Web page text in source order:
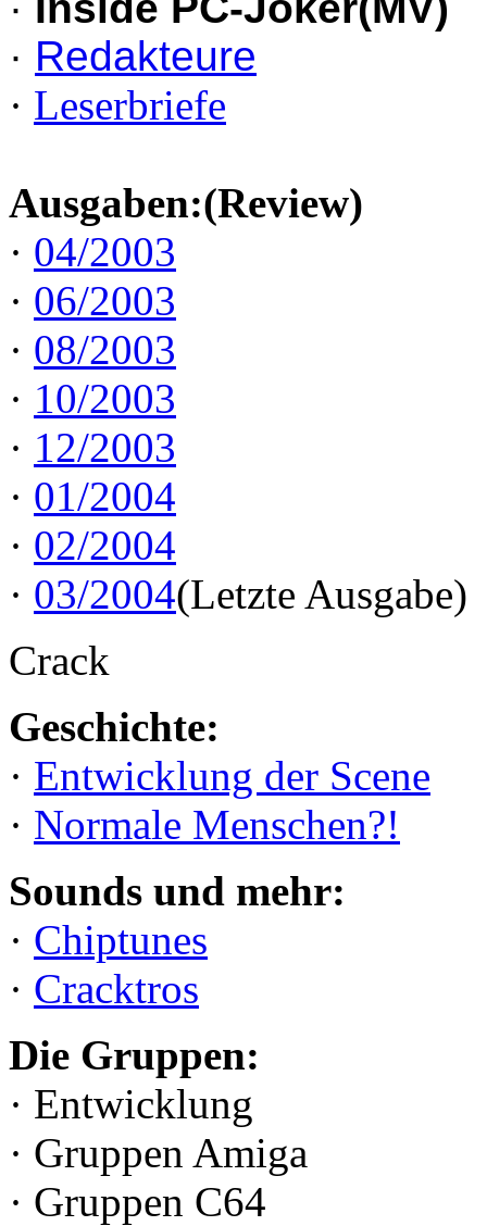
· Redakteure
· Leserbriefe
Ausgaben:(Review)
· 04/2003
· 06/2003
· 08/2003
· 10/2003
· 12/2003
· 01/2004
· 02/2004
· 03/2004(Letzte Ausgabe)
Crack
Geschichte:
· Entwicklung der Scene
· Normale Menschen?!
Sounds und mehr:
· Chiptunes
· Cracktros
Die Gruppen:
· Entwicklung
· Gruppen Amiga
· Gruppen C64